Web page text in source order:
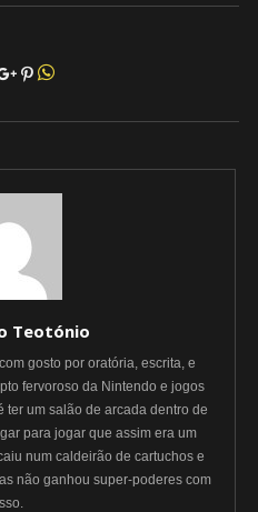
Teotónio
gosto por oratória, escrita, e
fervoroso da Nintendo e jogos
ter um salão de arcada dentro de
para jogar que assim era um
num caldeirão de cartuchos e
não ganhou super-poderes com